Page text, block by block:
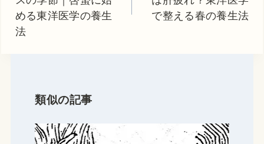
ビ
ゲ
める東洋医学の養生
法
で整える春の養生法
類似の記事